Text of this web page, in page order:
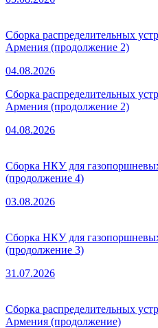
Сборка распределительных
Армения (продолжение 2)
04.08.2026
Сборка распределительных
Армения (продолжение 2)
04.08.2026
Сборка НКУ для
(продолжение 4)
03.08.2026
Сборка НКУ для
(продолжение 3)
31.07.2026
Сборка распределительных
Армения (продолжение)